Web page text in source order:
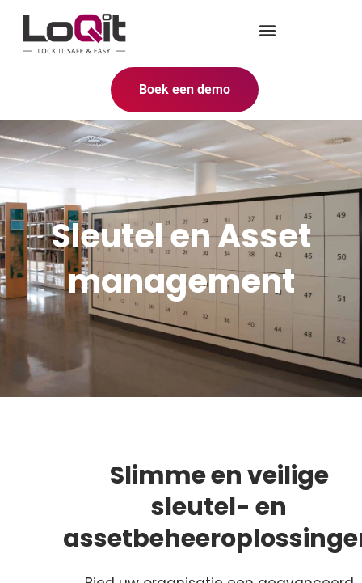
Boek een demo
Sleutel en Asset
management
Slimme en veilige
sleutel- en